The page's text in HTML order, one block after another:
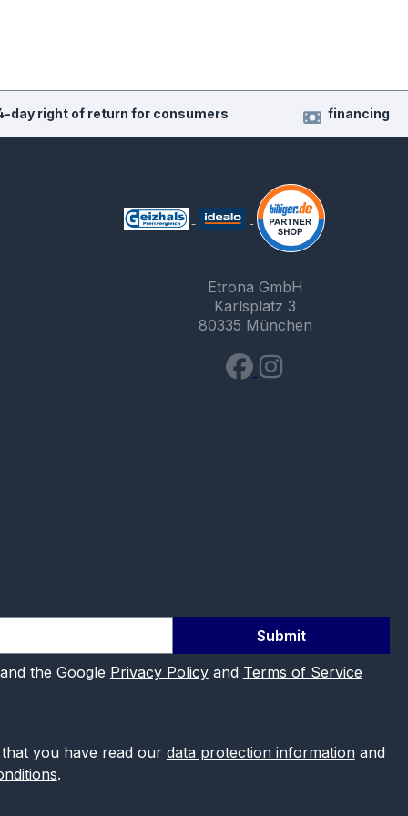
day right of return for consumers financing
Etrona GmbH
Karlsplatz 3
80335 München
Submit
the Google Privacy Policyand Terms of Service
you have read our data protection informationand
.